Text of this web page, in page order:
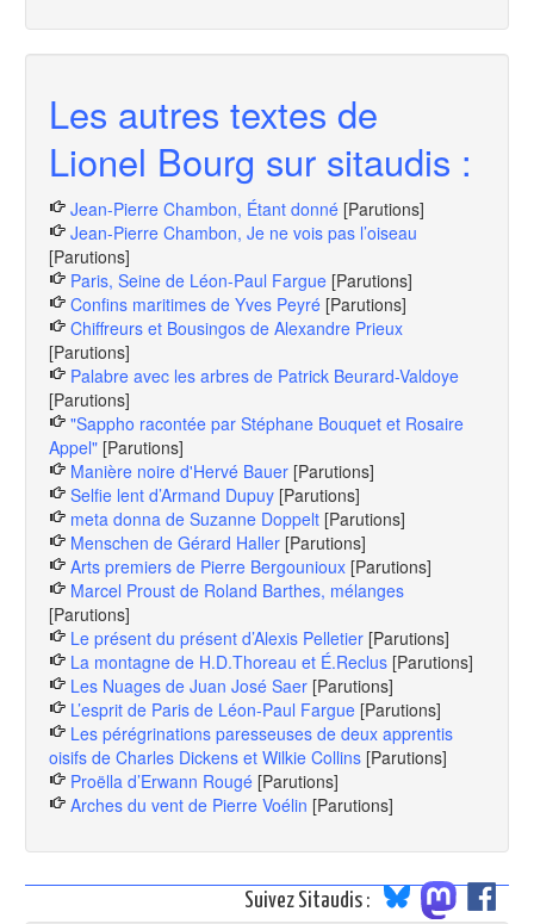
Les autres textes de
Lionel Bourg sur sitaudis :
Jean-Pierre Chambon, Étant donné [Parutions]
Jean-Pierre Chambon, Je ne vois pas l’oiseau
[Parutions]
Paris, Seine de Léon-Paul Fargue [Parutions]
Confins maritimes de Yves Peyré [Parutions]
Chiffreurs et Bousingos de Alexandre Prieux
[Parutions]
Palabre avec les arbres de Patrick Beurard-Valdoye
[Parutions]
"Sappho racontée par Stéphane Bouquet et Rosaire
Appel" [Parutions]
Manière noire d'Hervé Bauer [Parutions]
Selfie lent d’Armand Dupuy [Parutions]
meta donna de Suzanne Doppelt [Parutions]
Menschen de Gérard Haller [Parutions]
Arts premiers de Pierre Bergounioux [Parutions]
Marcel Proust de Roland Barthes, mélanges
[Parutions]
Le présent du présent d’Alexis Pelletier [Parutions]
La montagne de H.D.Thoreau et É.Reclus [Parutions]
Les Nuages de Juan José Saer [Parutions]
L’esprit de Paris de Léon-Paul Fargue [Parutions]
Les pérégrinations paresseuses de deux apprentis
oisifs de Charles Dickens et Wilkie Collins [Parutions]
Proëlla d’Erwann Rougé [Parutions]
Arches du vent de Pierre Voélin [Parutions]
Suivez Sitaudis :